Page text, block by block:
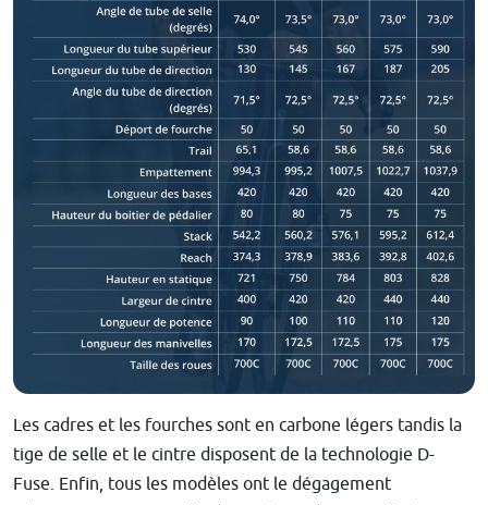
Les cadres et les fourches sont en carbone légers tandis la
tige de selle et le cintre disposent de la technologie D-
Fuse. Enfin, tous les modèles ont le dégagement